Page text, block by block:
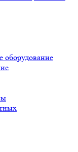
оборудование